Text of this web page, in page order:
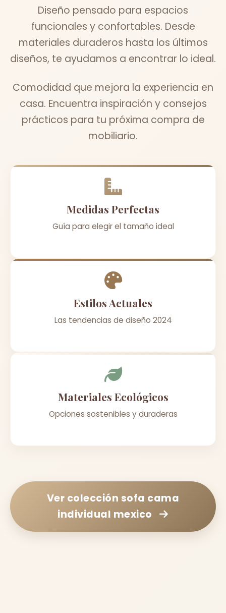
Diseño pensado para espacios
funcionales y confortables. Desde
materiales duraderos hasta los últimos
diseños, te ayudamos a encontrar lo ideal.
Comodidad que mejora la experiencia en
casa. Encuentra inspiración y consejos
prácticos para tu próxima compra de
mobiliario.
Medidas Perfectas
Guía para elegir el tamaño ideal
Estilos Actuales
Las tendencias de diseño 2024
Materiales Ecológicos
Opciones sostenibles y duraderas
Ver colección sofa cama
individual mexico